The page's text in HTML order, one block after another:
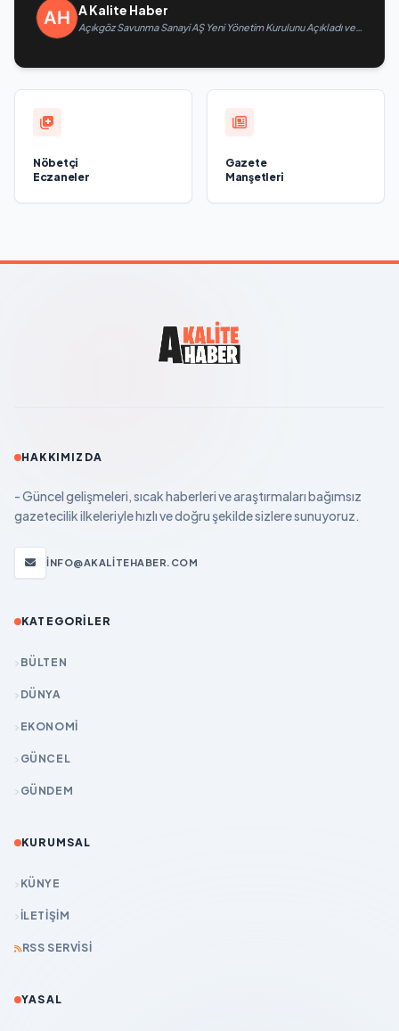
A Kalite Haber
Açıkgöz Savunma Sanayi AŞ Yeni Yönetim Kurulunu Açıkladı ve
Nöbetçi
Eczaneler
Gazete
Manşetleri
HAKKIMIZDA
- Güncel gelişmeleri, sıcak haberleri ve araştırmaları bağımsız
gazetecilik ilkeleriyle hızlı ve doğru şekilde sizlere sunuyoruz.
INFO@AKALITEHABER.COM
KATEGORILER
BÜLTEN
DÜNYA
EKONOMİ
GÜNCEL
GÜNDEM
KURUMSAL
KÜNYE
İLETIŞIM
RSS SERVISI
YASAL